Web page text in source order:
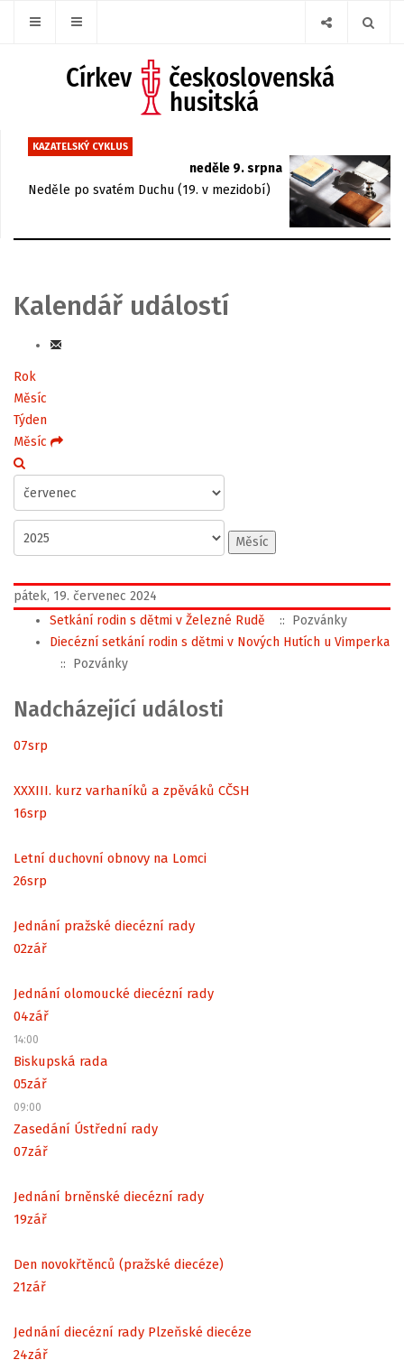
KAZATELSKÝ CYKLUS
neděle 9. srpna
Neděle po svatém Duchu (19. v mezidobí)
Kalendář událostí
Rok
Měsíc
Týden
Měsíc
Měsíc
pátek, 19. červenec 2024
Setkání rodin s dětmi v Železné Rudě
:: Pozvánky
Diecézní setkání rodin s dětmi v Nových Hutích u Vimperka
:: Pozvánky
Nadcházející události
07srp
XXXIII. kurz varhaníků a zpěváků CČSH
16srp
Letní duchovní obnovy na Lomci
26srp
Jednání pražské diecézní rady
02zář
Jednání olomoucké diecézní rady
04zář
14:00
Biskupská rada
05zář
09:00
Zasedání Ústřední rady
07zář
Jednání brněnské diecézní rady
19zář
Den novokřtěnců (pražské diecéze)
21zář
Jednání diecézní rady Plzeňské diecéze
24zář